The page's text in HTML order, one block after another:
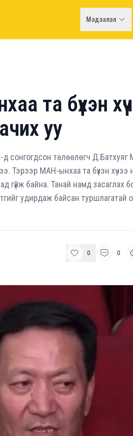
Мэдээлэл
та бүхэн
уу
сонгогдсон төлөөлөгч
Тэрээр МАН-ынхаа та бүхэн хүчээ
гүйж байна. Танай намд засаглах
удирдаж байсан туршлагатай
0 0